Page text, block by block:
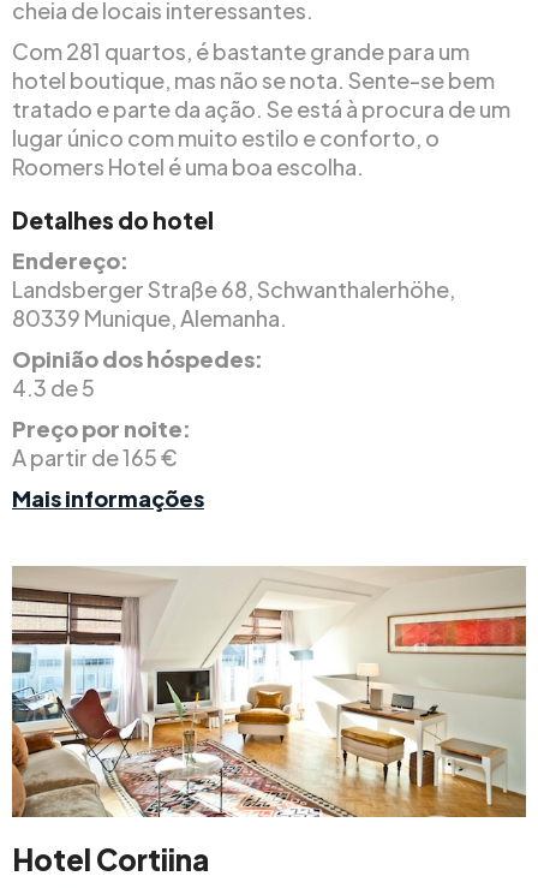
cheia de locais interessantes.
Com 281 quartos, é bastante grande para um
hotel boutique, mas não se nota. Sente-se bem
tratado e parte da ação. Se está à procura de um
lugar único com muito estilo e conforto, o
Roomers Hotel é uma boa escolha.
Detalhes do hotel
Endereço:
Landsberger Straße 68, Schwanthalerhöhe,
80339 Munique, Alemanha.
Opinião dos hóspedes:
4.3 de 5
Preço por noite:
A partir de 165 €
Mais informações
Hotel Cortiina